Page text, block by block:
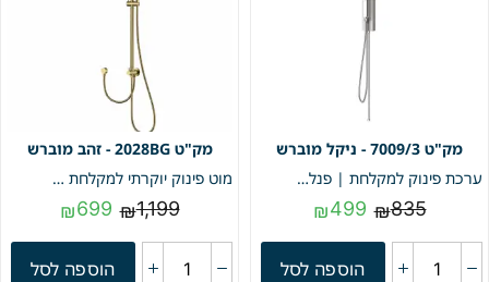
7009/3 - ניקל מוברש
ערכת פינוק למקלחת | פנל נירוסטה מלבני | 100 ס"מ | ניקל מוברש | מק"ט 7009/3
₪835
₪499
הוספה לסל
2028BG - זהב מוברש
מוט פינוק יוקרתי למקלחת כולל נקודת מים | דגם "Rainbow" | זהב מוברש | מק"ט 2028BG
₪1,199
₪699
הוספה לסל